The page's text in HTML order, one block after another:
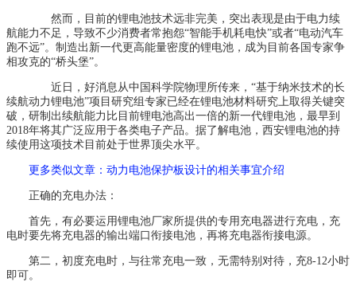
然而，目前的锂电池技术远非完美，突出表现是由于电力续
航能力不足，导致不少消费者常抱怨“智能手机耗电快”或者“电动汽车
跑不远”。制造出新一代更高能量密度的锂电池，成为目前各国专家争
相攻克的“桥头堡”。
近日，好消息从中国科学院物理所传来，“基于纳米技术的长
续航动力锂电池”项目研究组专家已经在锂电池材料研究上取得关键突
破，研制出续航能力比目前锂电池高出一倍的新一代锂电池，最早到
2018年将其广泛应用于各类电子产品。据了解电池，西安锂电池的持
续使用这项技术目前处于世界顶尖水平。
更多类似文章 ：动力电池保护板设计的相关事宜介绍
正确的充电办法：
首先，有必要运用锂电池厂家所提供的专用充电器进行充电，充
电时要先将充电器的输出端口衔接电池，再将充电器衔接电源。
第二，初度充电时，与往常充电一致，无需特别对待，充8-12小时
即可。